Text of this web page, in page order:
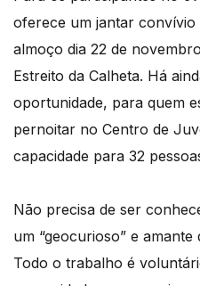
oferece um jantar convívio
almoço dia 22 de
Estreito da Calheta. Há
oportunidade, para quem
pernoitar no Centro de
capacidade para 32
Não precisa de ser
um “geocurioso” e
Todo o trabalho é